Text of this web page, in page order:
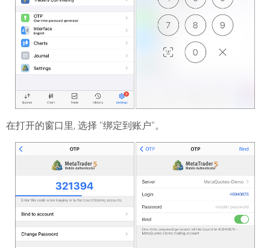
在打开的窗口里, 选择 "绑定到账户"。